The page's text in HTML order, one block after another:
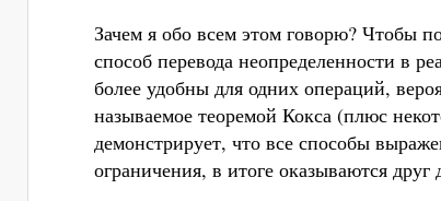
Зачем я обо всем этом говорю? Чтобы
способ перевода неопределенности в
более удобны для одних операций,
называемое теоремой Кокса (плюс
демонстрирует, что все способы
ограничения, в итоге оказываются